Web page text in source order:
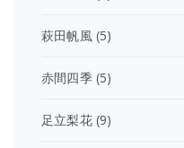
萩田帆風(5)
赤間四季(5)
足立梨花(9)